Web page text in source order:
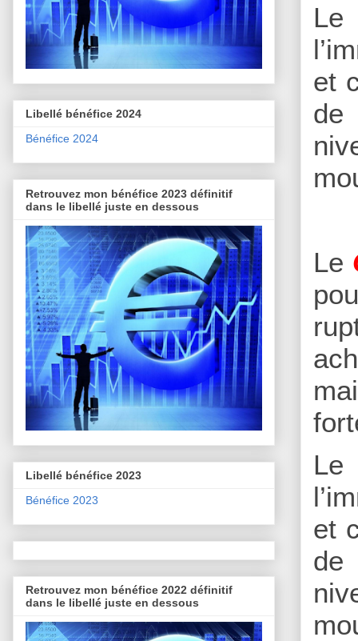
Le
et
de
Le
Le
et
de
Libellé bénéfice 2024
Bénéfice 2024
Retrouvez mon bénéfice 2023 définitif
dans le libellé juste en dessous
Libellé bénéfice 2023
Bénéfice 2023
Retrouvez mon bénéfice 2022 définitif
dans le libellé juste en dessous